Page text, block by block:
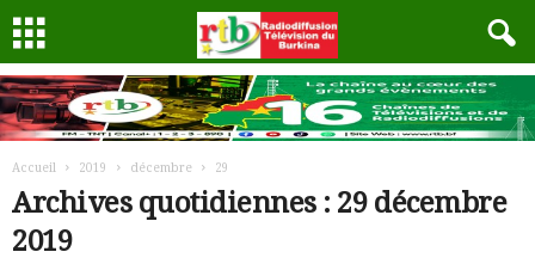
Accueil 2019 décembre 29
Archives quotidiennes : 29 décembre
2019